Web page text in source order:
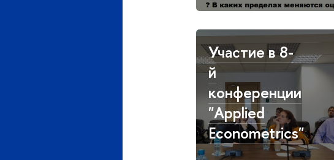
Участие в 8-
й
конференции
"Applied
Econometrics"